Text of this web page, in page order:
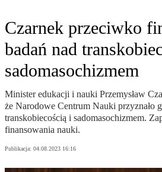
Czarnek przeciwko
badań nad
sadomasochizmem
Minister edukacji i nauki Przemysław
że Narodowe Centrum Nauki przyznało
transkobiecością i sadomasochizmem.
finansowania nauki.
Publikacja: 04.08.2023 16:16